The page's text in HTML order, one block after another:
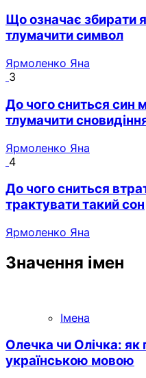
Що означає збирати
тлумачити символ
Ярмоленко Яна
3
До чого сниться син
тлумачити
Ярмоленко Яна
4
До чого сниться
трактувати такий сон
Ярмоленко Яна
Значення імен
Імена
Олечка чи Олічка: як
українською мовою